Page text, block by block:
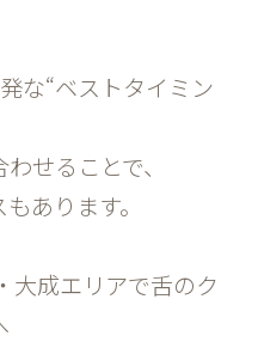
な“ベストタイミン
せることで、
あります。
成エリアで舌のク